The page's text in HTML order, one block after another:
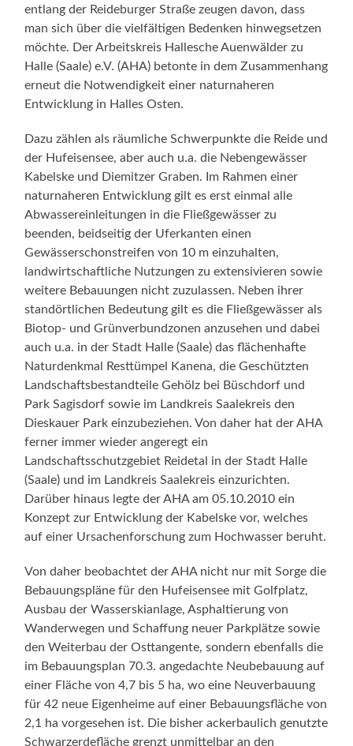
entlang der Reideburger Straße zeugen davon, dass
man sich über die vielfältigen Bedenken hinwegsetzen
möchte. Der Arbeitskreis Hallesche Auenwälder zu
Halle (Saale) e.V. (AHA) betonte in dem Zusammenhang
erneut die Notwendigkeit einer naturnaheren
Entwicklung in Halles Osten.
Dazu zählen als räumliche Schwerpunkte die Reide und
der Hufeisensee, aber auch u.a. die Nebengewässer
Kabelske und Diemitzer Graben. Im Rahmen einer
naturnaheren Entwicklung gilt es erst einmal alle
Abwassereinleitungen in die Fließgewässer zu
beenden, beidseitig der Uferkanten einen
Gewässerschonstreifen von 10 m einzuhalten,
landwirtschaftliche Nutzungen zu extensivieren sowie
weitere Bebauungen nicht zuzulassen. Neben ihrer
standörtlichen Bedeutung gilt es die Fließgewässer als
Biotop- und Grünverbundzonen anzusehen und dabei
auch u.a. in der Stadt Halle (Saale) das flächenhafte
Naturdenkmal Resttümpel Kanena, die Geschützten
Landschaftsbestandteile Gehölz bei Büschdorf und
Park Sagisdorf sowie im Landkreis Saalekreis den
Dieskauer Park einzubeziehen. Von daher hat der AHA
ferner immer wieder angeregt ein
Landschaftsschutzgebiet Reidetal in der Stadt Halle
(Saale) und im Landkreis Saalekreis einzurichten.
Darüber hinaus legte der AHA am 05.10.2010 ein
Konzept zur Entwicklung der Kabelske vor, welches
auf einer Ursachenforschung zum Hochwasser beruht.
Von daher beobachtet der AHA nicht nur mit Sorge die
Bebauungspläne für den Hufeisensee mit Golfplatz,
Ausbau der Wasserskianlage, Asphaltierung von
Wanderwegen und Schaffung neuer Parkplätze sowie
den Weiterbau der Osttangente, sondern ebenfalls die
im Bebauungsplan 70.3. angedachte Neubebauung auf
einer Fläche von 4,7 bis 5 ha, wo eine Neuverbauung
für 42 neue Eigenheime auf einer Bebauungsfläche von
2,1 ha vorgesehen ist. Die bisher ackerbaulich genutzte
Schwarzerdefläche grenzt unmittelbar an den